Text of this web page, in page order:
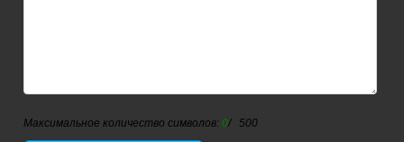
Максимальное количество символов: 0/ 500